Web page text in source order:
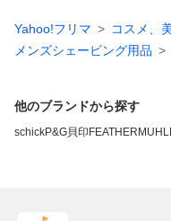
Yahoo!フリマ
コスメ、
メンズシェービング用品
他のブランドから探す
schickP&G貝印 FEATHER